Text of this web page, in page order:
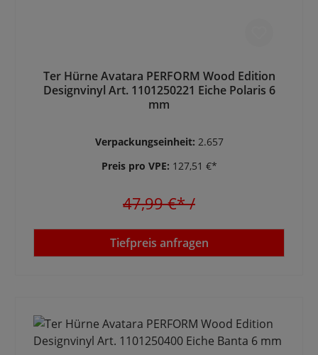
Ter Hürne Avatara PERFORM Wood Edition
Designvinyl Art. 1101250221 Eiche Polaris 6
mm
Verpackungseinheit: 2.657
Preis pro VPE: 127,51 €*
47,99 €*/
Tiefpreis anfragen